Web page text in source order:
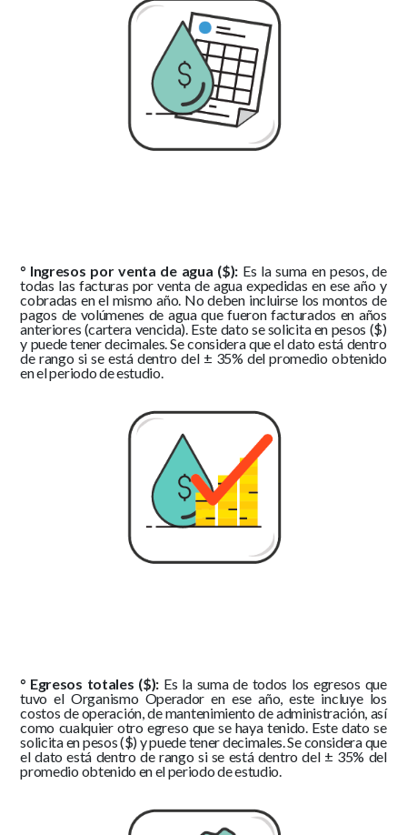
° Ingresos por venta de agua ($): Es la suma en pesos, de
todas las facturas por venta de agua expedidas en ese año y
cobradas en el mismo año. No deben incluirse los montos de
pagos de volúmenes de agua que fueron facturados en años
anteriores (cartera vencida). Este dato se solicita en pesos ($)
y puede tener decimales. Se considera que el dato está dentro
de rango si se está dentro del ± 35% del promedio obtenido
en el periodo de estudio.
° Egresos totales ($): Es la suma de todos los egresos que
tuvo el Organismo Operador en ese año, este incluye los
costos de operación, de mantenimiento de administración, así
como cualquier otro egreso que se haya tenido. Este dato se
solicita en pesos ($) y puede tener decimales. Se considera que
el dato está dentro de rango si se está dentro del ± 35% del
promedio obtenido en el periodo de estudio.